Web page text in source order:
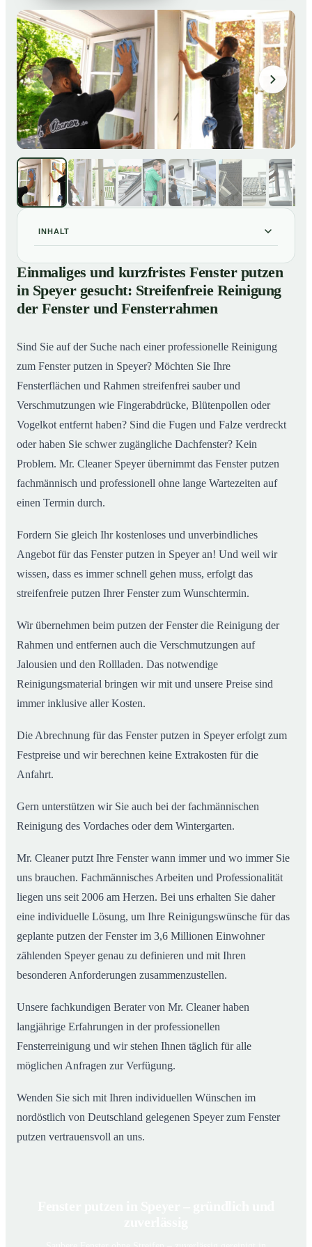
INHALT
Einmaliges und kurzfristes Fenster putzen in Speyer
gesucht: Streifenfreie Reinigung der Fenster und
Fensterrahmen
02 So putzen unsere Profis in Speyer Ihre Fenster
Einmaliges und kurzfristes Fenster putzen
in Speyer gesucht: Streifenfreie Reinigung
der Fenster und Fensterrahmen
Sind Sie auf der Suche nach einer professionelle Reinigung
zum Fenster putzen in Speyer? Möchten Sie Ihre
Fensterflächen und Rahmen streifenfrei sauber und
Verschmutzungen wie Fingerabdrücke, Blütenpollen oder
Vogelkot entfernt haben? Sind die Fugen und Falze verdreckt
oder haben Sie schwer zugängliche Dachfenster? Kein
Problem. Mr. Cleaner Speyer übernimmt das Fenster putzen
fachmännisch und professionell ohne lange Wartezeiten auf
einen Termin durch.
Fordern Sie gleich Ihr kostenloses und unverbindliches
Angebot für das Fenster putzen in Speyer an! Und weil wir
wissen, dass es immer schnell gehen muss, erfolgt das
streifenfreie putzen Ihrer Fenster zum Wunschtermin.
Wir übernehmen beim putzen der Fenster die Reinigung der
Rahmen und entfernen auch die Verschmutzungen auf
Jalousien und den Rollladen. Das notwendige
Reinigungsmaterial bringen wir mit und unsere Preise sind
immer inklusive aller Kosten.
Die Abrechnung für das Fenster putzen in Speyer erfolgt zum
Festpreise und wir berechnen keine Extrakosten für die
Anfahrt.
Gern unterstützen wir Sie auch bei der fachmännischen
Reinigung des Vordaches oder dem Wintergarten.
Mr. Cleaner putzt Ihre Fenster wann immer und wo immer Sie
uns brauchen. Fachmännisches Arbeiten und Professionalität
liegen uns seit 2006 am Herzen. Bei uns erhalten Sie daher
eine individuelle Lösung, um Ihre Reinigungswünsche für das
geplante putzen der Fenster im 3,6 Millionen Einwohner
zählenden Speyer genau zu definieren und mit Ihren
besonderen Anforderungen zusammenzustellen.
Unsere fachkundigen Berater von Mr. Cleaner haben
langjährige Erfahrungen in der professionellen
Fensterreinigung und wir stehen Ihnen täglich für alle
möglichen Anfragen zur Verfügung.
Wenden Sie sich mit Ihren individuellen Wünschen im
nordöstlich von Deutschland gelegenen Speyer zum Fenster
putzen vertrauensvoll an uns.